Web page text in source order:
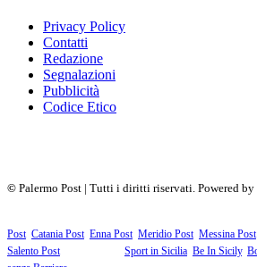
Privacy Policy
Contatti
Redazione
Segnalazioni
Pubblicità
Codice Etico
© Palermo Post | Tutti i diritti riservati. Powered by
Post, Catania Post, Enna Post, Meridio Post, Messina Post,
Salento Post. I siti tematici: Sport in Sicilia Be In Sicily,